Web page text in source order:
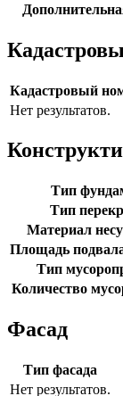
Кадастровый
Нет результатов.
Тип
Тип
Материал
Площадь
Тип
Количество
Фасад
Тип фасада
Нет результатов.